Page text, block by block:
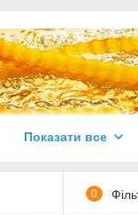
Показати все
0